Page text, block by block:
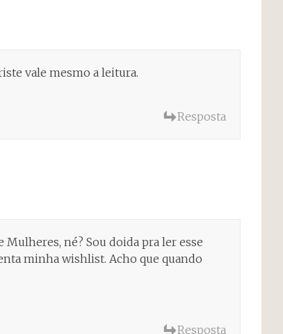
vale mesmo a leitura.
Resposta
Mulheres, né? Sou doida pra ler esse
minha wishlist. Acho que quando
Resposta